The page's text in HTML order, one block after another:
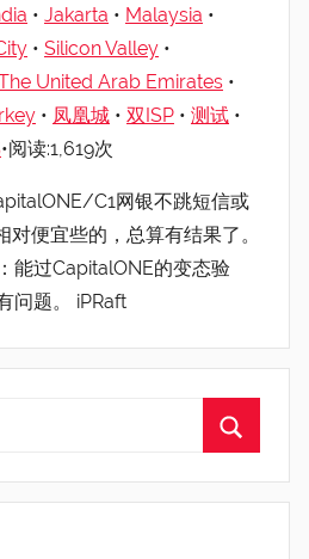
• Jakarta • Malaysia •
• Silicon Valley •
United Arab Emirates •
• 凤凰城 • 双ISP • 测试 •
•阅读:1,619次
C1网银不跳短信或
便宜些的，总算有结果了。
能过CapitalONE的变态验
问题。 iPRaft